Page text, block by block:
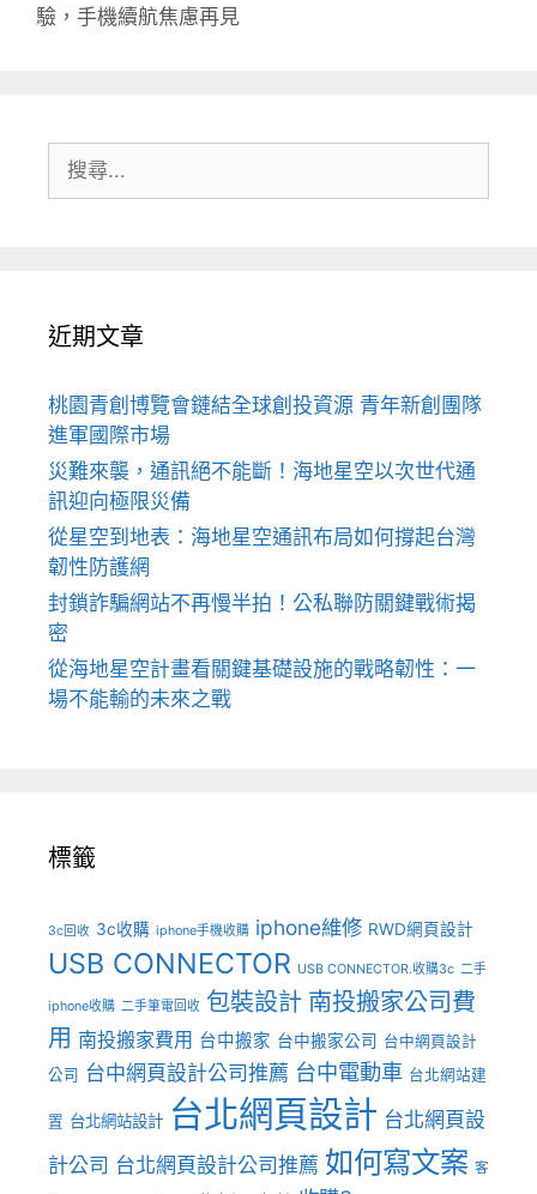
驗，手機續航焦慮再見
尋:
近期文章
桃園青創博覽會鏈結全球創投資源 青年新創團隊
進軍國際市場
災難來襲，通訊絕不能斷！海地星空以次世代通
訊迎向極限災備
從星空到地表：海地星空通訊布局如何撐起台灣
韌性防護網
封鎖詐騙網站不再慢半拍！公私聯防關鍵戰術揭
密
從海地星空計畫看關鍵基礎設施的戰略韌性：一
場不能輸的未來之戰
標籤
3c回收 3c收購 iphone手機收購 iphone維修 RWD網頁設計
USB CONNECTOR USB CONNECTOR.收購3c 二手
iphone收購 二手筆電回收 包裝設計 南投搬家公司費
用 南投搬家費用 台中搬家 台中搬家公司 台中網頁設計
公司 台中網頁設計公司推薦 台中電動車 台北網站建
置 台北網站設計 台北網頁設計 台北網頁設
計公司 台北網頁設計公司推薦 如何寫文案 客